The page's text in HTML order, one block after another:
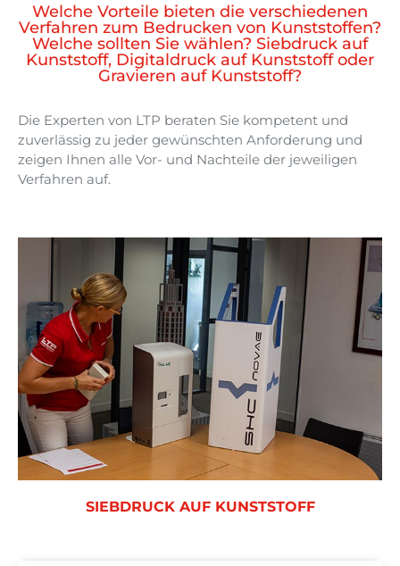
Welche Vorteile bieten die verschiedenen
Verfahren zum Bedrucken von Kunststoffen?
Welche sollten Sie wählen? Siebdruck auf
Kunststoff, Digitaldruck auf Kunststoff oder
Gravieren auf Kunststoff?
Die Experten von LTP beraten Sie kompetent und
zuverlässig zu jeder gewünschten Anforderung und
zeigen Ihnen alle Vor- und Nachteile der jeweiligen
Verfahren auf.
SIEBDRUCK AUF KUNSTSTOFF